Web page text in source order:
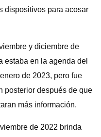
dispositivos para acosar
y diciembre de
estaba en la agenda del
de 2023, pero fue
posterior después de que
más información.
de 2022 brinda